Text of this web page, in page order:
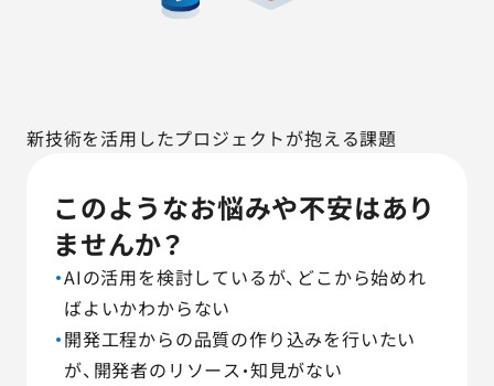
新技術を活用したプロジェクトが抱える課題
このようなお悩みや不安はあり
ませんか？
AIの活用を検討しているが、どこから始めれ
ばよいかわからない
開発工程からの品質の作り込みを行いたい
が、開発者のリソース・知見がない